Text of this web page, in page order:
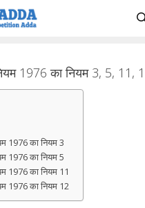
1976 का नियम 3, 5, 11,
1976 का नियम 3
1976 का नियम 5
1976 का नियम 11
1976 का नियम 12